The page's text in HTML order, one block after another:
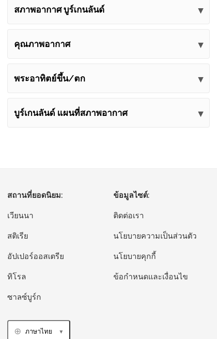
สภาพอากาศ บูร์เกนลันด์
คุณภาพอากาศ
พระอาทิตย์ขึ้น/ตก
บูร์เกนลันด์ แผนที่สภาพอากาศ
สถานที่ยอดนิยม:
เวียนนา
สติเรีย
อัปเปอร์ออสเตรีย
ทิโรล
ซาลซ์บูร์ก
ข้อมูลไซต์:
ติดต่อเรา
นโยบายความเป็นส่วนตัว
นโยบายคุกกี้
ข้อกำหนดและเงื่อนไข
ภาษาไทย